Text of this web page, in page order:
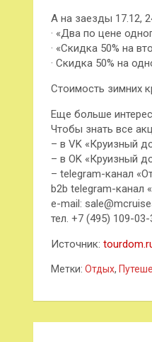
А на заезды 17.12,
· «Два по цене
· «Скидка 50% на
· Скидка 50% на
Стоимость зимних
Еще больше
Чтобы знать все
– в VK «Круизный
– в OK «Круизный
– telegram-канал
b2b telegram-канал
e-mail:
тел. +7 (495) 109-03-
Источник:
Метки: Отдых,